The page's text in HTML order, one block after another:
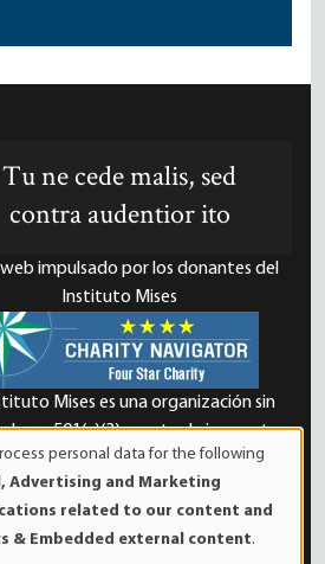
Tu ne cede malis, sed
contra audentior ito
impulsado por los donantes del
Instituto Mises
Mises es una organización sin
lucro 501(c)(3) exenta de impuestos.
contribuciones son deducibles de
en la máxima medida que lo
la ley. ID Fiscal: 52-1263436.
personal data for the following
Advertising and Marketing
related to our content and
& Embedded external content.